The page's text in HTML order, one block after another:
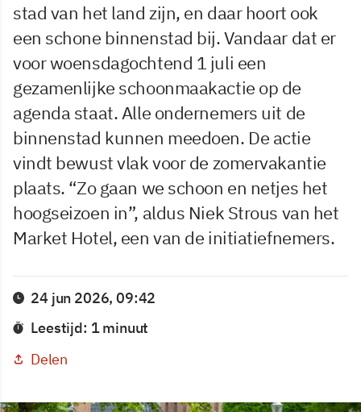
stad van het land zijn, en daar hoort ook
een schone binnenstad bij. Vandaar dat er
voor woensdagochtend 1 juli een
gezamenlijke schoonmaakactie op de
agenda staat. Alle ondernemers uit de
binnenstad kunnen meedoen. De actie
vindt bewust vlak voor de zomervakantie
plaats. “Zo gaan we schoon en netjes het
hoogseizoen in”, aldus Niek Strous van het
Market Hotel, een van de initiatiefnemers.
24 jun 2026, 09:42
Leestijd: 1 minuut
Delen